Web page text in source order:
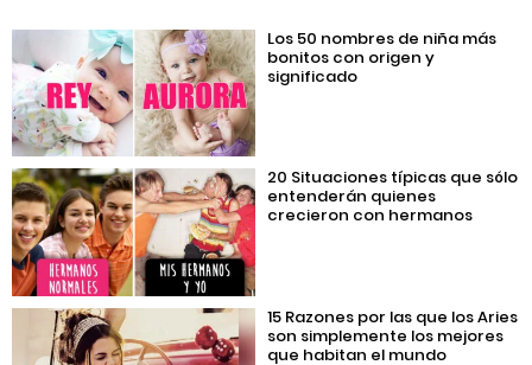
Los 50 nombres de niña más
bonitos con origen y
significado
20 Situaciones típicas que sólo
entenderán quienes
crecieron con hermanos
15 Razones por las que los Aries
son simplemente los mejores
que habitan el mundo